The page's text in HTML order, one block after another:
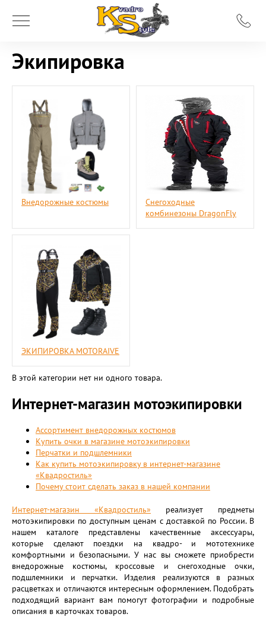
Экипировка
Внедорожные костюмы
Снегоходные
комбинезоны DragonFly
ЭКИПИРОВКА MOTORAIVE
В этой категории нет ни одного товара.
Интернет-магазин мотоэкипировки
Ассортимент внедорожных костюмов
Купить очки в магазине мотоэкипировки
Перчатки и подшлемники
Как купить мотоэкипировку в интернет-магазине
«Квадростиль»
Почему стоит сделать заказ в нашей компании
Интернет-магазин «Квадростиль» реализует предметы
мотоэкипировки по доступным ценам с доставкой по России. В
нашем каталоге представлены качественные аксессуары,
которые сделают поездки на квадро- и мототехнике
комфортными и безопасными. У нас вы сможете приобрести
внедорожные костюмы, кроссовые и снегоходные очки,
подшлемники и перчатки. Изделия реализуются в разных
расцветках и отличаются интересным оформлением. Подобрать
подходящий вариант вам помогут фотографии и подробные
описания в карточках товаров.